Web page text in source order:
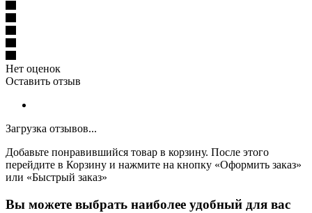
Нет оценок
Оставить отзыв
Загрузка отзывов...
Добавьте понравившийся товар в корзину. После этого
перейдите в Корзину и нажмите на кнопку «Оформить заказ»
или «Быстрый заказ»
Вы можете выбрать наиболее удобный для вас